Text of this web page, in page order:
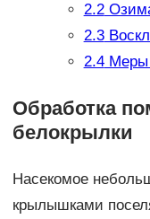
2.2
2.3
2.4Меры
Обработка
белокрылки
Насекомое
крылышками